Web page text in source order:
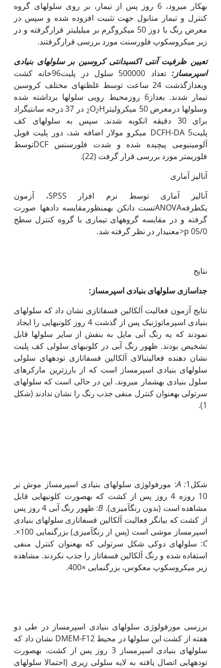
به‏کار می‏رود، 6 روز پس از تیمار، بر روی سلول‏های گروه
کنترل و تیمار متانول جهت تثبیت افزوده شده و سپس در
معرض رنگ با دوز 50 میکروگرم بر میلی‏لیتر قرارگرفته و در
زیر میکروسکوپ فلورسنت مورد بررسی قرارگرفتند.
تعیین ظرفیت آنتی اکسیدانتی کروسین بر سلول‏های بنیادی
اسپرم‏ساز:
تعداد 500000 سلول در پلیت96خانه کشت
وبعدازگذشت 24 ساعت توسط غلظت‏های مختلف کروسین
تیمار شدند. بعداز6 روزمحیط رویی سلول‏ها برداشته شده
وسلول‏ها درمعرض 50 میکرولیتر
2O2
H در 37 درجه سانتی‏گراد
برای 30 دقیقه انکوبه شدند. سپس به سلول‏های کف
پلیتDCFH-DA 5 میکرو مولار اضافه شد، دور پلیت فویل
آلومینیومی پیچیده شده و شدت فلورسنس DCFتوسط
فلوریمتر مورد بررسی قرار گرفت (22).
آنالیز آماری
آنالیز آماری توسط نرم افزار SPSS، آزمون
یک‏طرفهANOVAتست دانکن به‏منظورمقایسه داده‏ها صورت
گرفته و در مقایسه گروه‏های تیماری با گروه کنترل سطح
05/0 p<معنی
دار در نظر گرفته شد.
نتایج
جداسازی سلول‏های بنیادی اسپرم‏ساز:
نتایج آزمون فعالیت آلکالین فسفاتازی نشان داد که سلول‏های
بنیادی اسپرماتوژنیک پس از گذشت 4 روز کلونی‏هایی را ایجاد
نمودند که یه رنگ آبی مایل به بنفش از سایر سلول‏ها قابل
تشخیص بودند. ظهور رنگ آبی در کلونی‏های سلولی کف پلیت
نشان دهنده فعالیتبالای آلکالین فسفاتازی توده‏های سلولی
سلول‏های بنیادی اسپرم‏ساز است که از بارزترین مارکرهای
سلول بنیادی به‏شمار می‏روند. این در حالی است که سلول‏های
سرتولی به‏عنوان کنترل منفی جذب رنگ را نشان ندادند (شکل
1).
شکل1 :
A: مورفولوژی سلول‏های بنیادی اسپرم‏ساز موش نر
10 روزه 4 روز پس از کشت که به
صورت کلونیهایی قابل
مشاهده است (بدون رنگ‏آمیزی). B
: ظهور رنگ آبی 4 روز پس
از کشت که بیانگر فعالیت آلکالین فسفاتازی سلول‏های بنیادی
اسپرم‏ساز موشی است (پس از رنگ‏آمیزی) بزرگنمایی 100×.
C: سلول‏های دوکی شکل سرتولی که بهعنوان کنترل منفی
استفاده شده و رنگ آلکالین فسفاتاز را جذب نکردند. مشاهده
زیر میکروسکوپ معکوس، بزرگنمایی ×400.
بررسی مورفولوژی سلول‏های بنیادی اسپرم‏ساز در طی دو
هفته از کشت این سلول‏ها در محیط DMEM-F12 نشان داد که
سلول‏های بنیادی اسپرم‏ساز 3 روز پس از کشت، به‏صورت
توده‏هایی اتصال یافته به لایه سلولی زیری (احتمالا سلول‏های